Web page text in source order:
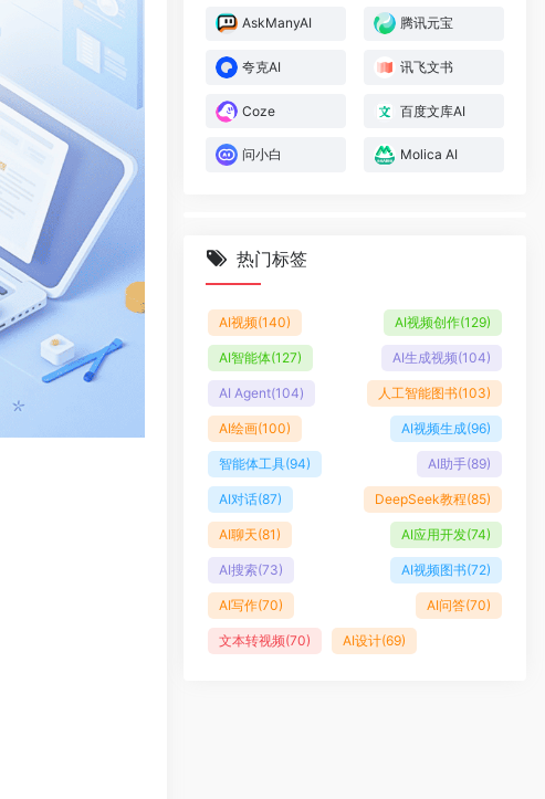
AskManyAI 腾讯元宝
夸克AI 讯飞文书
Coze 百度文库AI
问小白 Molica AI
热门标签
AI视频(140) AI视频创作(129)
AI智能体(127) AI生成视频(104)
AI Agent(104) 人工智能图书(103)
AI绘画(100) AI视频生成(96)
智能体工具(94) AI助手(89)
AI对话(87) DeepSeek教程(85)
AI聊天(81) AI应用开发(74)
AI搜索(73) AI视频图书(72)
AI写作(70) AI问答(70)
文本转视频(70) AI设计(69)